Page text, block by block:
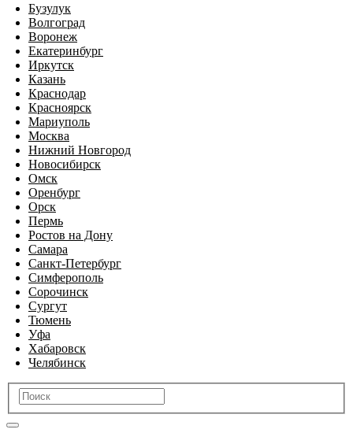
Бузулук
Волгоград
Воронеж
Екатеринбург
Иркутск
Казань
Краснодар
Красноярск
Мариуполь
Москва
Нижний Новгород
Новосибирск
Омск
Оренбург
Орск
Пермь
Ростов на Дону
Самара
Санкт-Петербург
Симферополь
Сорочинск
Сургут
Тюмень
Уфа
Хабаровск
Челябинск